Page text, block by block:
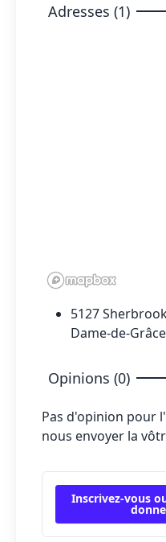
Adresses (1)
5127
Dame-de-Grâce
Opinions (0)
Pas d'opinion pour
nous envoyer la
Inscrivez-vous